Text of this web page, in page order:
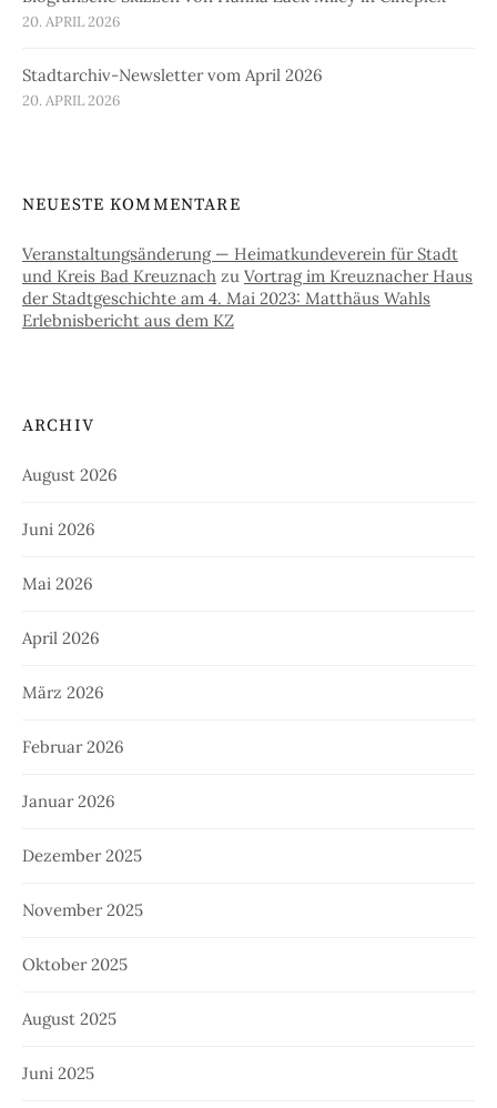
20. APRIL 2026
Stadtarchiv-Newsletter vom April 2026
20. APRIL 2026
NEUESTE KOMMENTARE
Veranstaltungsänderung — Heimatkundeverein für Stadt
und Kreis Bad Kreuznach zu Vortrag im Kreuznacher Haus
der Stadtgeschichte am 4. Mai 2023: Matthäus Wahls
Erlebnisbericht aus dem KZ
ARCHIV
August 2026
Juni 2026
Mai 2026
April 2026
März 2026
Februar 2026
Januar 2026
Dezember 2025
November 2025
Oktober 2025
August 2025
Juni 2025